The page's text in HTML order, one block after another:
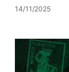
14/11/2025